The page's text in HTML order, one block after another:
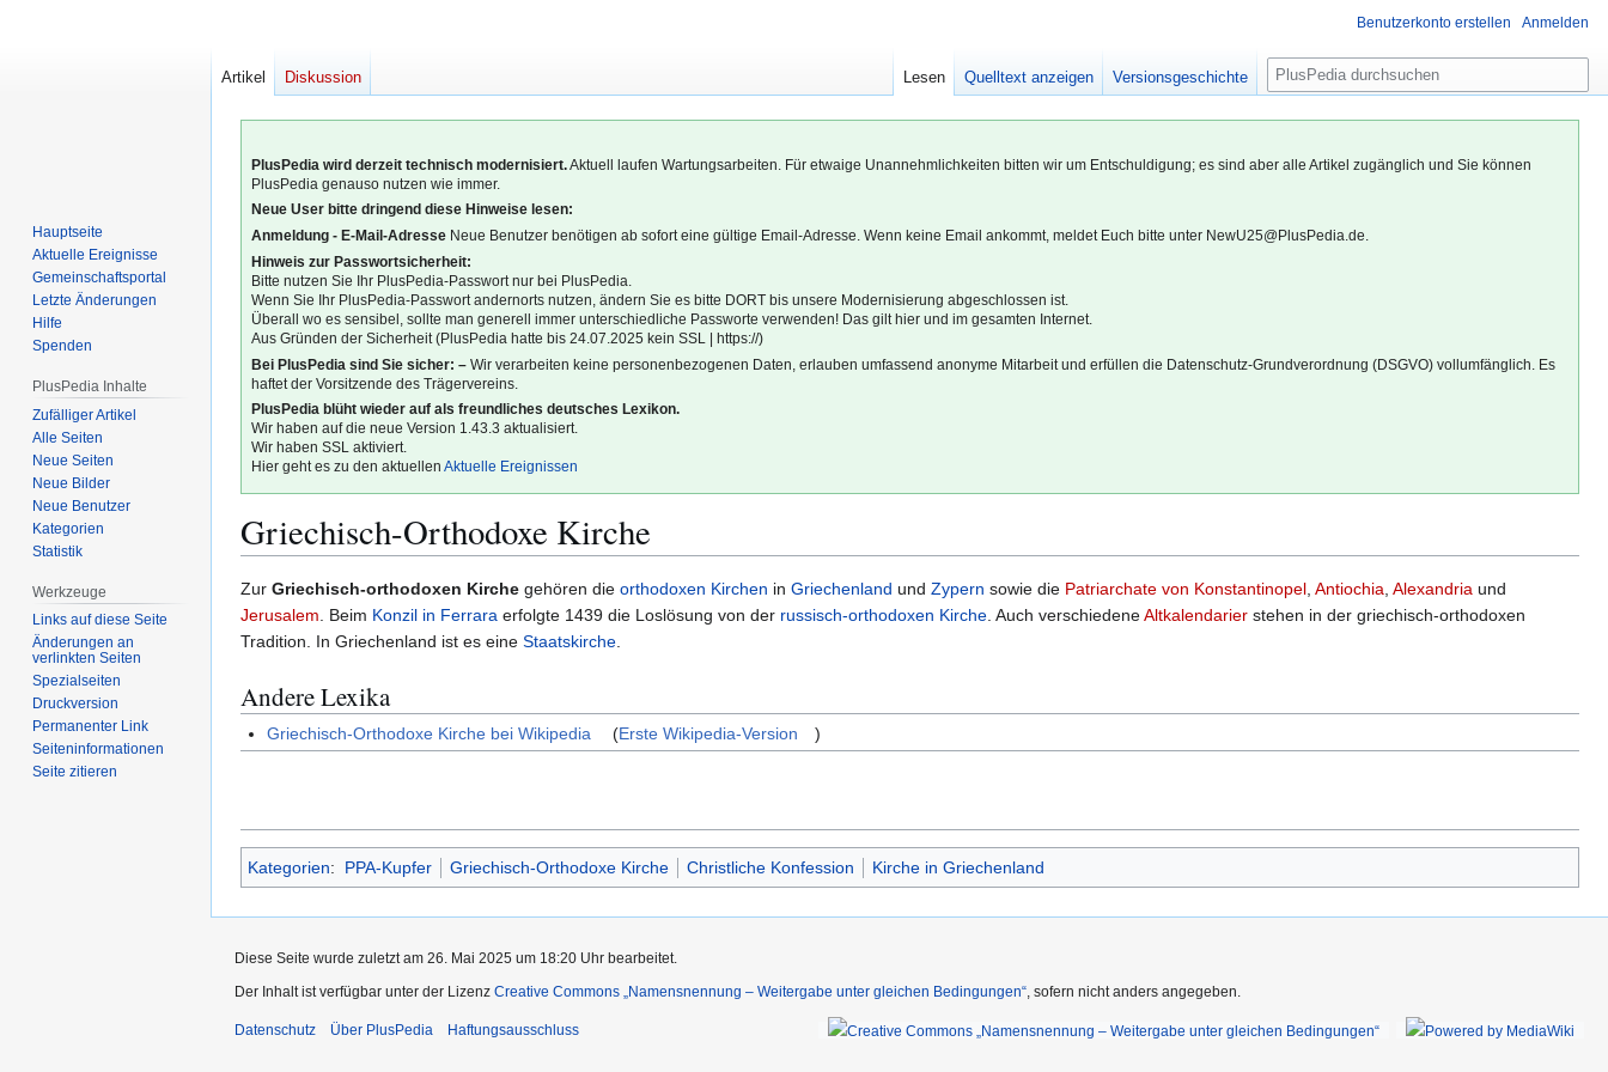
PlusPedia wird derzeit technisch modernisiert.Aktuell laufen Wartungsarbeiten. Für etwaige Unannehmlichkeiten bitten wir um Entschuldigung; es sind aber alle Artikel zugänglich und Sie können
PlusPedia genauso nutzen wie immer.
Neue User bitte dringend diese Hinweise lesen:
Anmeldung - E-Mail-Adresse Neue Benutzer benötigen ab sofort eine gültige Email-Adresse. Wenn keine Email ankommt, meldet Euch bitte unter NewU25@PlusPedia.de.
Hinweis zur Passwortsicherheit:
Bitte nutzen Sie Ihr PlusPedia-Passwort nur bei PlusPedia.
Wenn Sie Ihr PlusPedia-Passwort andernorts nutzen, ändern Sie es bitte DORT bis unsere Modernisierung abgeschlossen ist.
Überall wo es sensibel, sollte man generell immer unterschiedliche Passworte verwenden! Das gilt hier und im gesamten Internet.
Aus Gründen der Sicherheit (PlusPedia hatte bis 24.07.2025 kein SSL | https://)
Bei PlusPedia sind Sie sicher: – Wir verarbeiten keine personenbezogenen Daten, erlauben umfassend anonyme Mitarbeit und erfüllen die Datenschutz-Grundverordnung (DSGVO) vollumfänglich. Es
haftet der Vorsitzende des Trägervereins.
PlusPedia blüht wieder auf als freundliches deutsches Lexikon.
Wir haben auf die neue Version 1.43.3 aktualisiert.
Wir haben SSL aktiviert.
Hier geht es zu den aktuellenAktuelle Ereignissen
Griechisch-Orthodoxe Kirche
Zur
Navigation
springen
Zur
Suche
springen
Zur Griechisch-orthodoxen Kirche gehören die orthodoxen Kirchen in Griechenland und Zypern sowie die Patriarchate von Konstantinopel Antiochia Alexandria und
Jerusalem . Beim Konzil in Ferrara erfolgte 1439 die Loslösung von der russisch-orthodoxen Kirche . Auch verschiedeneAltkalendarier stehen in der griechisch-orthodoxen
Tradition. In Griechenland ist es eine Staatskirche
Andere Lexika
Griechisch-Orthodoxe Kirche bei Wikipedia (Erste Wikipedia-Version )
Kategorien: PPA-Kupfer Griechisch-Orthodoxe Kirche Christliche Konfession Kirche in Griechenland
Benutzerkonto erstellen Anmelden
Artikel Diskussion Lesen Quelltext anzeigen Versionsgeschichte
S
u
c
e
Hauptseite
Aktuelle Ereignisse
Gemeinschafts­portal
Letzte Änderungen
Hilfe
Spenden
PlusPedia Inhalte
Zufälliger Artikel
Alle Seiten
Neue Seiten
Neue Bilder
Neue Benutzer
Kategorien
Statistik
Werkzeuge
Links auf diese Seite
Änderungen an
verlinkten Seiten
Spezialseiten
Druckversion
Permanenter Link
Seiten­­informationen
Seite zitieren
Diese Seite wurde zuletzt am 26. Mai 2025 um 18:20 Uhr bearbeitet.
Der Inhalt ist verfügbar unter der Lizenz Creative Commons „Namensnennung – Weitergabe unter gleichen Bedingungen“, sofern nicht anders angegeben.
Datenschutz Über PlusPedia Haftungsausschluss